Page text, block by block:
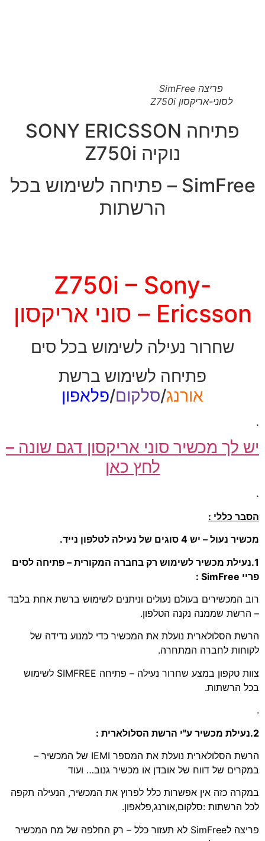
פריצה SimFree
לסוני-אריקסון Z750i
פתיחה SONY ERICSSON
נוקיה Z750i
SimFree – פתיחה לשימוש בכל
הרשתות
Z750i – Sony-
Ericsson – סוני אריקסון
שחרור נעילה לשימוש בכל סים
פתיחה לשימוש ברשת
אורנג/סלקום/פלאפון
.
יש לך מכשיר סוני אריקסון דגם שונה –
לחץ כאן
.
הסבר כללי :
מכשיר נעול – יש 4 סוגים של נעילה לטלפון נייד.
1.נעילת מכשיר לשימוש רק בחברה המקורית – פתיחה לסים
פריי SimFree :
רוב המכשירים בעולם נעולים וניתנים לשימוש ברשת אחת בלבד
– הרשת שממנה נקנה הטלפון.
הרשת הסלולארית נועלת את המכשיר כדי למנוע נדידה של
לקוחות לחברה המתחרה.
צוות טקפון במצע שחרור נעילה – פתיחה SIMFREE לשימוש
בכל הרשתות.
.
2.נעילת מכשיר ע"י הרשת הסלולארית :
הרשת הסלולארית נועלת את המספר IEMI של המכשיר –
במקרים של דווח של אובדן או מכשיר גנוב… ועוד
במקרה כזה אין אפשרות כלל לפרוץ את המכשיר, הנעילה תקפה
לכל הרשתות :סלקום,אורנג,פלאפון.
פריצה לSimFree לא תעזור כלל – רק החלפה של מח המכשיר